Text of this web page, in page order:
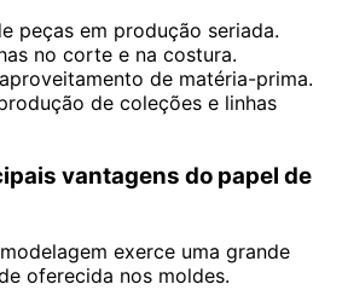
peças em produção seriada.
no corte e na costura.
de matéria-prima.
de coleções e linhas
vantagens do papel de
exerce uma grande
oferecida nos moldes.